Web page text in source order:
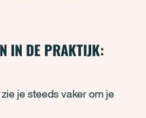
IN DE PRAKTIJK:
je steeds vaker om je